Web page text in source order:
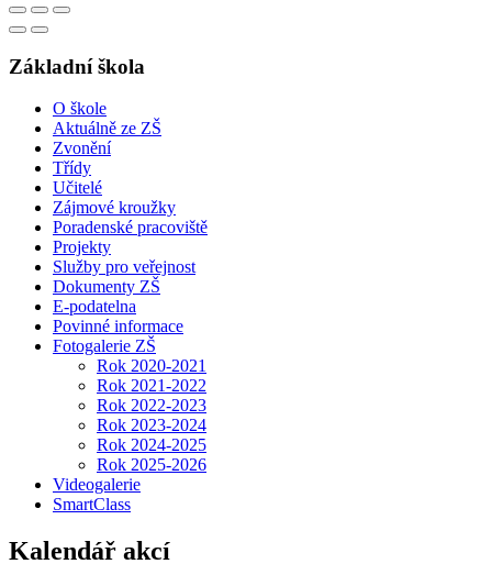
Základní škola
O škole
Aktuálně ze ZŠ
Zvonění
Třídy
Učitelé
Zájmové kroužky
Poradenské pracoviště
Projekty
Služby pro veřejnost
Dokumenty ZŠ
E-podatelna
Povinné informace
Fotogalerie ZŠ
Rok 2020-2021
Rok 2021-2022
Rok 2022-2023
Rok 2023-2024
Rok 2024-2025
Rok 2025-2026
Videogalerie
SmartClass
Kalendář akcí